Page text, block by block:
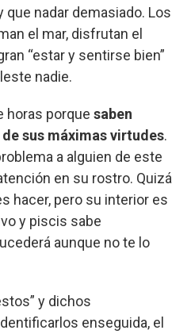
nadar demasiado. Los
el mar, disfrutan el
“estar y sentirse bien”
nadie.
horas porque saben
sus máximas virtudes.
a alguien de este
en su rostro. Quizá
hacer, pero su interior es
y piscis sabe
aunque no te lo
y dichos
enseguida, el